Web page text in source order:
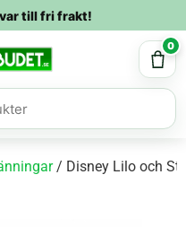
till fri frakt!
0
/ Disney Lilo och